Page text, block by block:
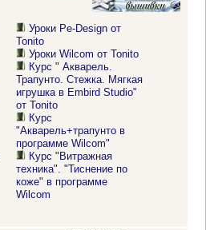
Уроки Pe-Design от
Tonito
Уроки Wilcom от Tonito
Курс " Акварель.
Трапунто. Стежка. Мягкая
игрушка в Embird Studio"
от Tonito
Курс
"Акварель+трапунто в
программе Wilcom"
Курс "Витражная
техника". "Тиснение по
коже" в программе
Wilcom